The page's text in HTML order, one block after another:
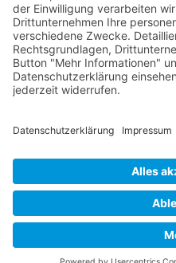
Seminarreihen
Seminare
Webinare
Referenten
Neuigkeiten
Newsletter
News